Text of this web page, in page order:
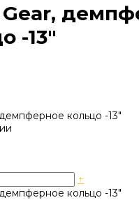
-13"
кольцо -13"
+
кольцо -13"